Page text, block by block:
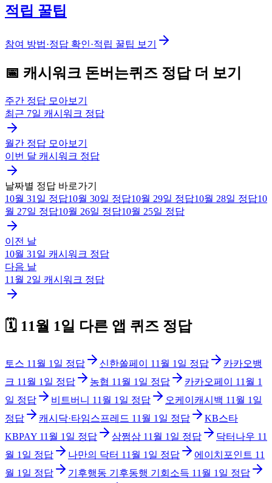
적립 꿀팁
참여 방법·정답 확인·적립 꿀팁 보기
📅 캐시워크 돈버는퀴즈 정답 더 보기
주간 정답 모아보기
최근 7일 캐시워크 정답
월간 정답 모아보기
이번 달 캐시워크 정답
날짜별 정답 바로가기
10월 31일 정답10월 30일 정답10월 29일 정답10월 28일 정답10
월 27일 정답10월 26일 정답10월 25일 정답
이전 날
10월 31일 캐시워크 정답
다음 날
11월 2일 캐시워크 정답
🗓️ 11월 1일 다른 앱 퀴즈 정답
토스 11월 1일 정답 신한쏠페이 11월 1일 정답
카카오뱅
크 11월 1일 정답 농협 11월 1일 정답 카카오페이
11월 1
일 정답 비트버니 11월 1일 정답 오케이캐시백 11월 1일
정답
캐시닥·타임스프레드 11월 1일 정답
KB스타
KBPAY 11월 1일 정답 삼쩜삼 11월 1일 정답 닥터나우 11
월 1일 정답 나만의 닥터 11월 1일 정답 에이치포인트 11
월 1일 정답 기후행동 기후동행 기회소득 11월 1일 정답